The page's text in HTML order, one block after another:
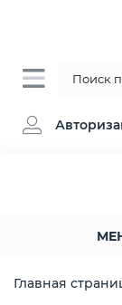
ГлавнаяAtom